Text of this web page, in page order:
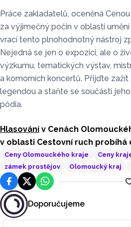
Práce zakladatelů, oceněná
za výjimečný počin v oblasti umění
vrací tento plnohodnotný nástroj
Nejedná se jen o expozici, ale o
výzkumu, tematických výstav,
a komorních koncertů. Přijďte
legendou a staňte se součástí
pódia.
Hlasování v Cenách
v oblasti Cestovní ruch probíhá
Ceny Olomouckého kraje Ceny
zámek prostějov
Olomoucký kraj
FacebookPlatforma X
WhatsApp
Doporučujeme